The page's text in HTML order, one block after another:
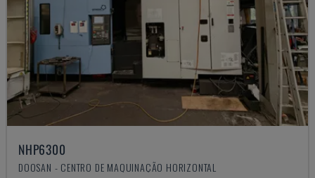
NHP6300
DOOSAN - CENTRO DE MAQUINAÇÃO HORIZONTAL